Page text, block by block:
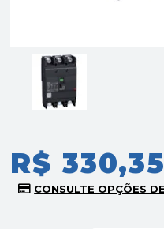
R$ 330,35